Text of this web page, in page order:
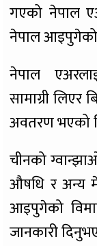
गएको नेपाल
नेपाल
नेपाल
सामाग्री लिएर
अवतरण भएको
चीनको
औषधि र अन्य
आइपुगेको
जानकारी